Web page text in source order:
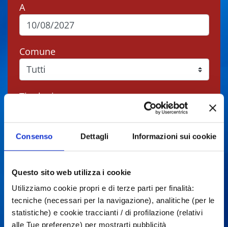
Consenso Dettagli Informazioni sui cookie
Questo sito web utilizza i cookie
Utilizziamo cookie propri e di terze parti per finalità:
tecniche (necessari per la navigazione), analitiche (per le
statistiche) e cookie traccianti / di profilazione (relativi
alle Tue preferenze) per mostrarti pubblicità
A
Comune
Tipologie
Cerca
Gli eventi potrebbero subire variazioni,
contattare sempre gli organizzatori prima di
recarsi in loco.